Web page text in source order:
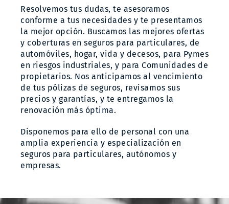
Contacto
Resolvemos tus dudas, te asesoramos
conforme a tus necesidades y te presentamos
la mejor opción. Buscamos las mejores ofertas
y coberturas en seguros para particulares, de
automóviles, hogar, vida y decesos, para Pymes
en riesgos industriales, y para Comunidades de
propietarios. Nos anticipamos al vencimiento
de tus pólizas de seguros, revisamos sus
precios y garantías, y te entregamos la
renovación más óptima.
Disponemos para ello de personal con una
amplia experiencia y especialización en
seguros para particulares, autónomos y
empresas.